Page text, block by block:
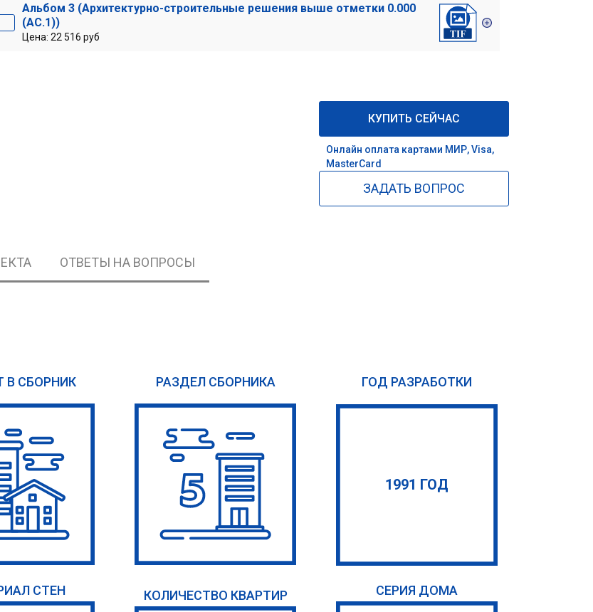
Альбом 3 (Архитектурно-строительные решения выше отметки 0.000
(АС.1))
Цена: 22 516 руб
КУПИТЬ СЕЙЧАС
Онлайн оплата картами МИР, Visa,
MasterCard
ЗАДАТЬ ВОПРОС
ОТВЕТЫ НА ВОПРОСЫ
В СБОРНИК РАЗДЕЛ СБОРНИКА ГОД РАЗРАБОТКИ
1991 ГОД
СТЕН КОЛИЧЕСТВО КВАРТИР СЕРИЯ ДОМА